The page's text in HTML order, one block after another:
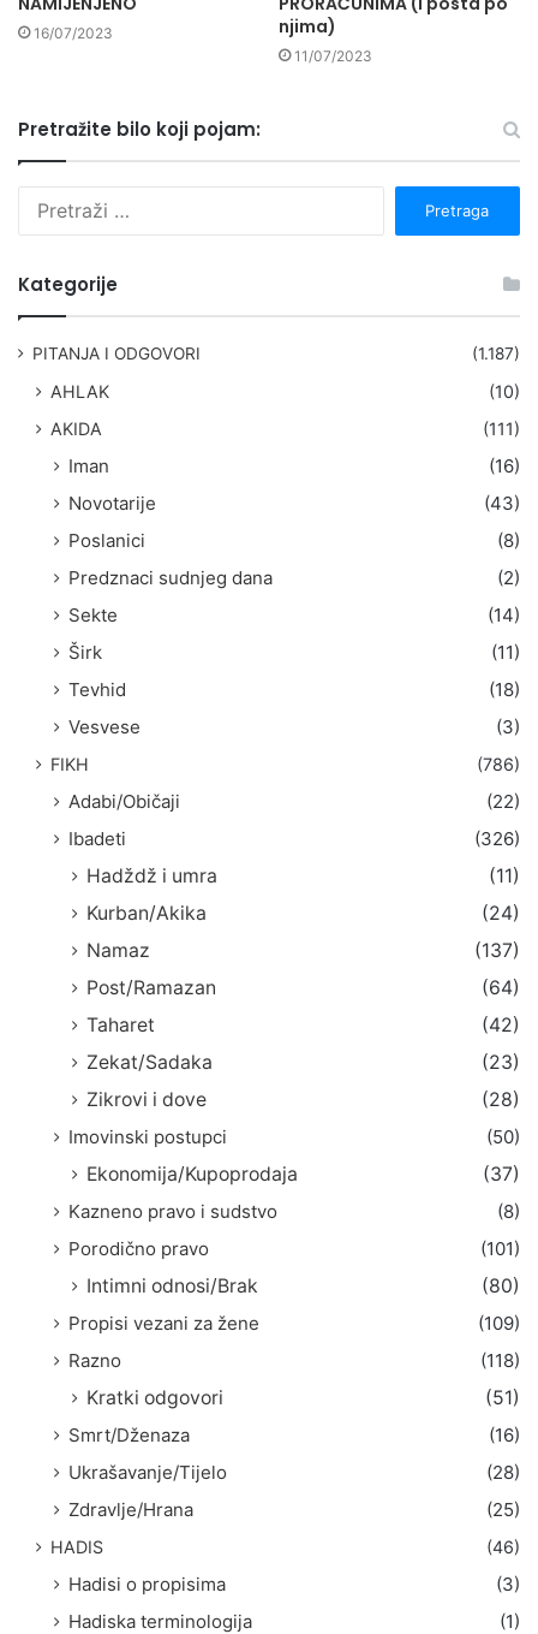
16/07/2023
njima)
11/07/2023
Pretražite bilo koji pojam:
Kategorije
PITANJA I ODGOVORI (1.187)
AHLAK
(10)
AKIDA
(111)
Iman
(16)
Novotarije
(43)
Poslanici
(8)
Predznaci sudnjeg dana
(2)
Sekte
(14)
Širk
(11)
Tevhid
(18)
Vesvese
(3)
FIKH (786)
Adabi/Običaji
(22)
Ibadeti
(326)
Hadždž i umra
(11)
Kurban/Akika
(24)
Namaz
(137)
Post/Ramazan
(64)
Taharet
(42)
Zekat/Sadaka
(23)
Zikrovi i dove
(28)
Imovinski postupci
(50)
Ekonomija/Kupoprodaja
(37)
Kazneno pravo i sudstvo
(8)
Porodično pravo
(101)
Intimni odnosi/Brak
(80)
Propisi vezani za žene
(109)
Razno
(118)
Kratki odgovori
(51)
Smrt/Dženaza
(16)
Ukrašavanje/Tijelo
(28)
Zdravlje/Hrana
(25)
HADIS (46)
Hadisi o propisima
(3)
Hadiska terminologija
(1)